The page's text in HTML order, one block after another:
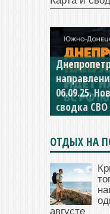
04.09.25
сводка СВО
ОТДЫХ НА
августе